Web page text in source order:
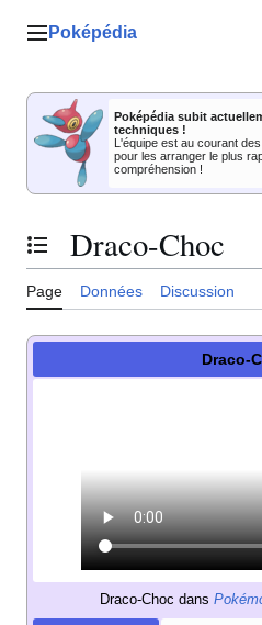
Menu principal
Poképédia
Poképédia subit
techniques !
L'équipe est au courant
pour les arranger le plus
compréhension !
Basculer la table des matières
Draco-Choc
Page Données Discussion
Draco-
Draco-Choc dans